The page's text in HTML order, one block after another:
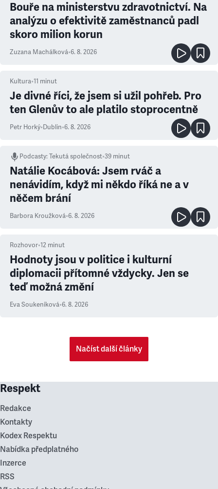
Bouře na ministerstvu zdravotnictví. Na
analýzu o efektivitě zaměstnanců padl
skoro milion korun
Zuzana Machálková•6. 8. 2026
Kultura•11 minut
Je divné říci, že jsem si užil pohřeb. Pro
ten Glenův to ale platilo stoprocentně
Petr Horký•Dublin•6. 8. 2026
Podcasty:Tekutá společnost•39 minut
Natálie Kocábová: Jsem rváč a
nenávidím, když mi někdo říká ne a v
něčem brání
Barbora Kroužková•6. 8. 2026
Rozhovor•12 minut
Hodnoty jsou v politice i kulturní
diplomacii přítomné vždycky. Jen se
teď možná změní
Eva Soukeníková•6. 8. 2026
Načíst další články
Respekt
Redakce
Kontakty
Kodex Respektu
Nabídka předplatného
Inzerce
RSS